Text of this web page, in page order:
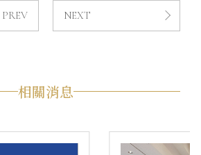
PREV NEXT
相關消息